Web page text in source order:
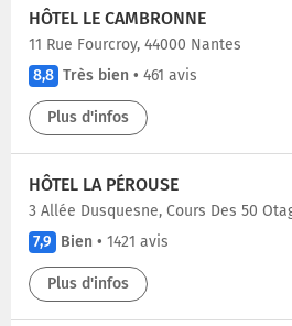
HÔTEL LE CAMBRONNE
11 Rue Fourcroy, 44000 Nantes
8,8 Très bien • 461 avis
Plus d'infos
HÔTEL LA PÉROUSE
3 Allée Dusquesne, Cours Des 50 Otages,
7,9 Bien • 1421 avis
Plus d'infos